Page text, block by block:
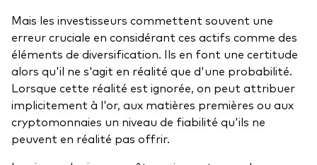
Mais les investisseurs commettent souvent une
erreur cruciale en considérant ces actifs comme des
éléments de diversification. Ils en font une certitude
alors qu'il ne s'agit en réalité que d'une probabilité.
Lorsque cette réalité est ignorée, on peut attribuer
implicitement à l'or, aux matières premières ou aux
cryptomonnaies un niveau de fiabilité qu'ils ne
peuvent en réalité pas offrir.